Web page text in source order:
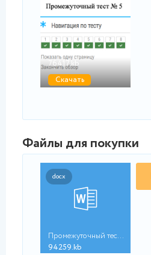
jpg
Результат.jpg
76417.kb
Скачать
Файлы для покупки
docx
Промежуточный тест ...
94259.kb